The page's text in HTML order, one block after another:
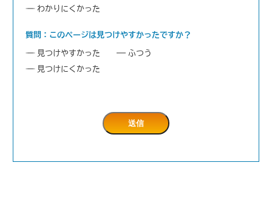
わかりにくかった
質問：このページは見つけやすかったですか？
見つけやすかった
ふつう
見つけにくかった